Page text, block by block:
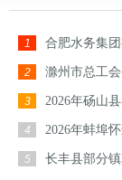
1 合肥水务集
2 滁州市总工
3 2026年砀山
4 2026年蚌埠
5 长丰县部分